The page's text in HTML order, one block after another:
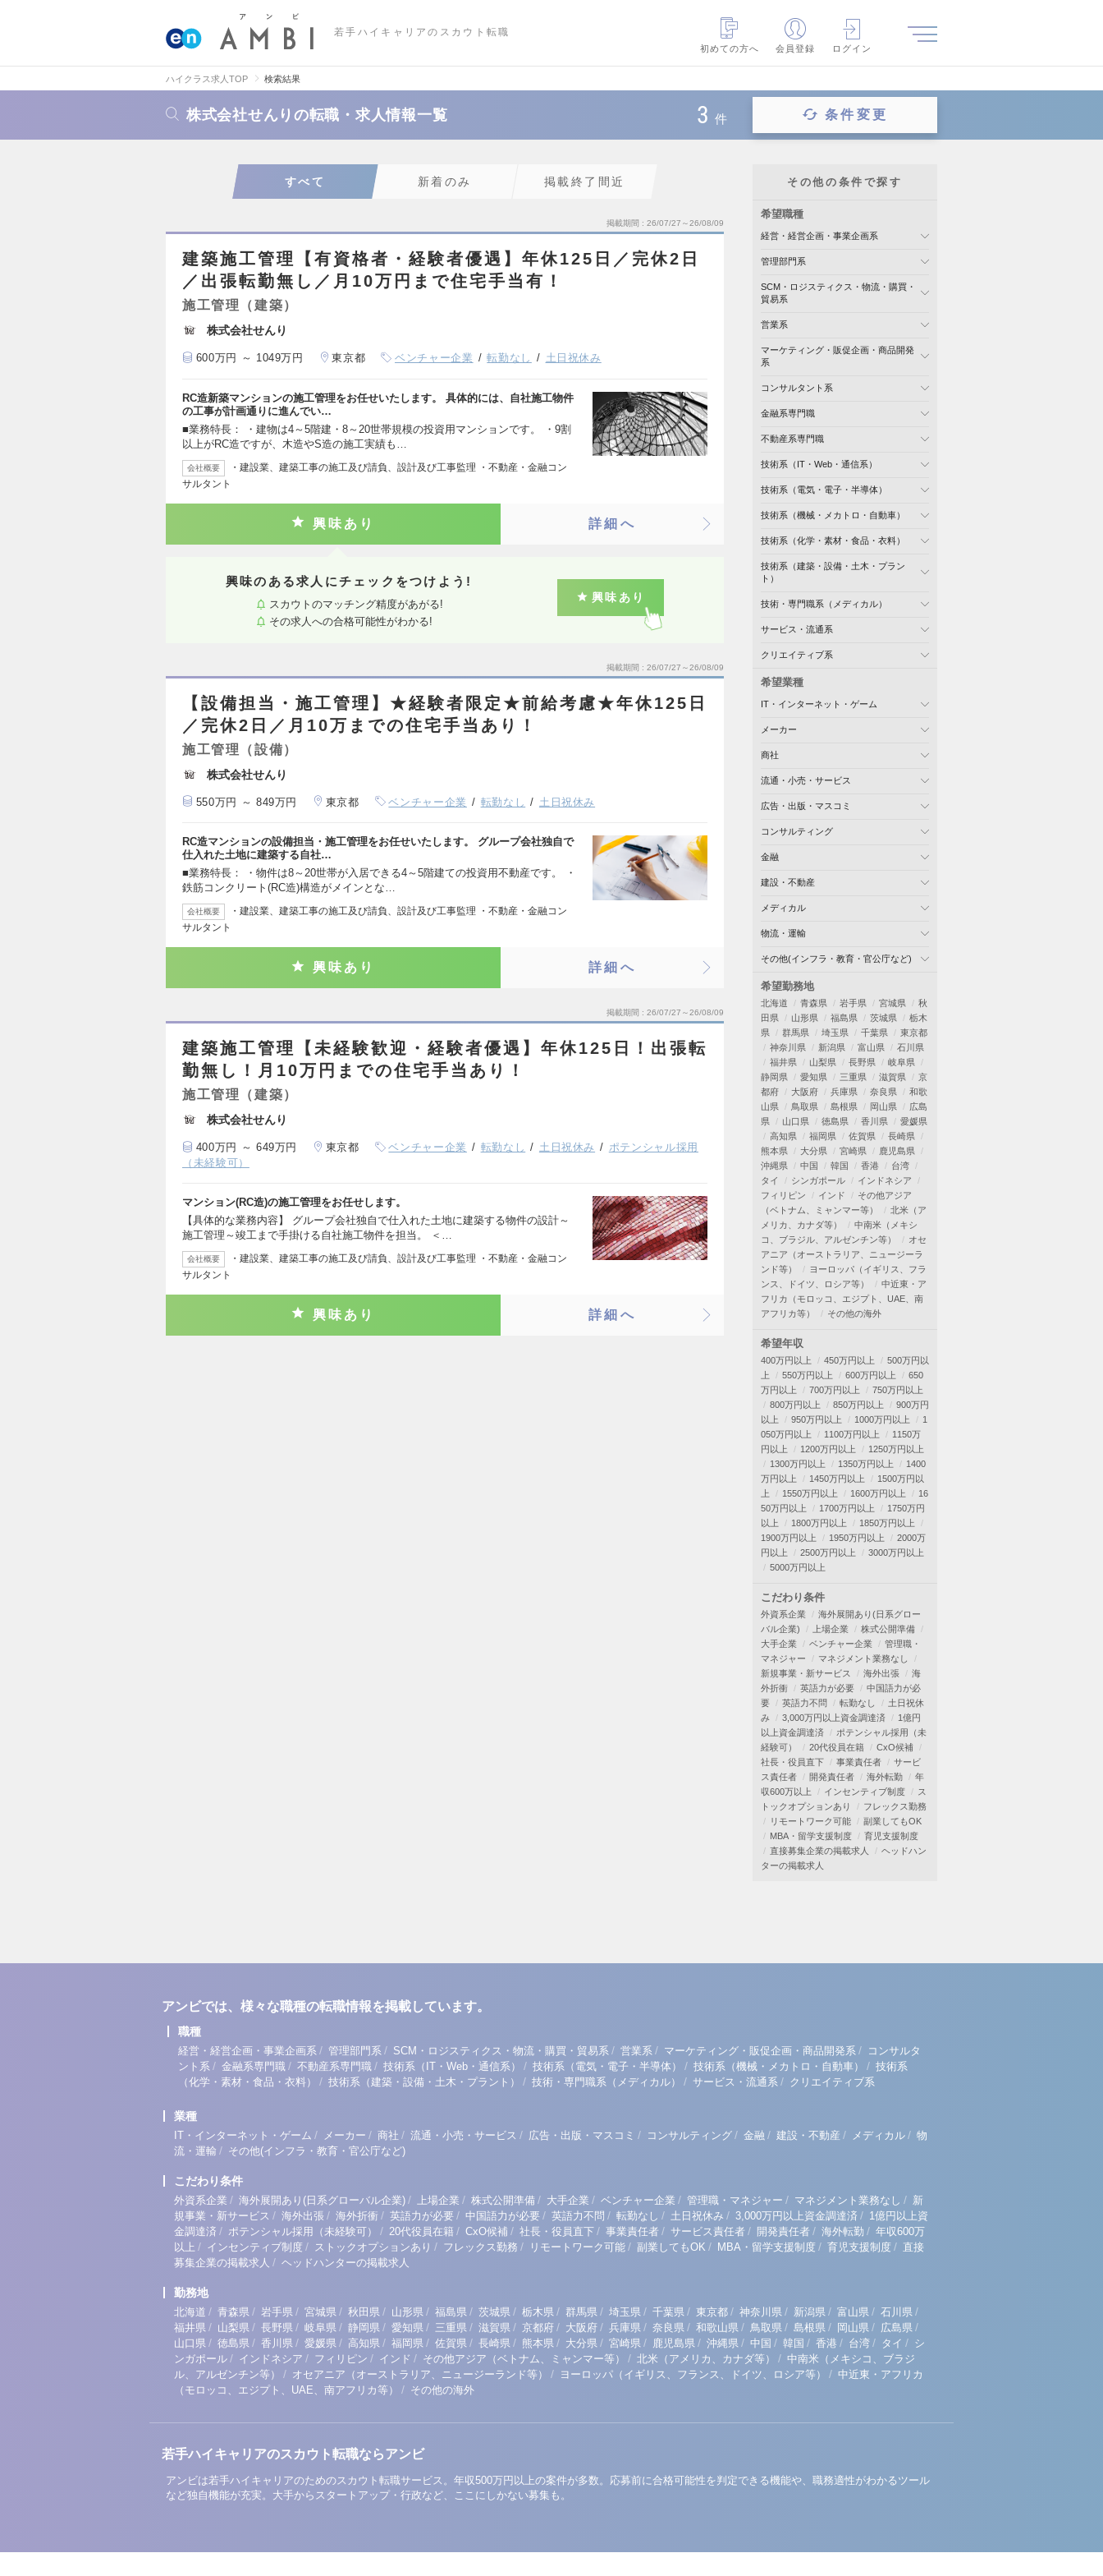
若手ハイキャリアのスカウト転職
初めての方へ
会員登録 ログイン
ハイクラス求人TOP 検索結果
株式会社せんりの転職・求人情報一覧 3 件 条件変更
すべて 新着のみ 掲載終了間近
掲載期間 26/07/27～26/08/09
建築施工管理【有資格者・経験者優遇】年休125日／完休2日
／出張転勤無し／月10万円まで住宅手当有！
施工管理（建築）
株式会社せんり
600万円 ～ 1049万円 東京都 ベンチャー企業 転勤なし 土日祝休み
RC造新築マンションの施工管理をお任せいたします。 具体的には、自社施工物件
の工事が計画通りに進んでい…
■業務特長： ・建物は4～5階建・8～20世帯規模の投資用マンションです。 ・9割
以上がRC造ですが、木造やS造の施工実績も…
会社概要
・建設業、建築工事の施工及び請負、設計及び工事監理 ・不動産・金融コン
サルタント
興味あり 詳細へ
興味のある求人にチェックをつけよう!
スカウトのマッチング精度があがる!
その求人への合格可能性がわかる!
興味あり
掲載期間 26/07/27～26/08/09
【設備担当・施工管理】★経験者限定★前給考慮★年休125日
／完休2日／月10万までの住宅手当あり！
施工管理（設備）
株式会社せんり
550万円 ～ 849万円 東京都 ベンチャー企業 転勤なし 土日祝休み
RC造マンションの設備担当・施工管理をお任せいたします。 グループ会社独自で
仕入れた土地に建築する自社…
■業務特長： ・物件は8～20世帯が入居できる4～5階建ての投資用不動産です。 ・
鉄筋コンクリート(RC造)構造がメインとな…
会社概要
・建設業、建築工事の施工及び請負、設計及び工事監理 ・不動産・金融コン
サルタント
興味あり 詳細へ
掲載期間 26/07/27～26/08/09
建築施工管理【未経験歓迎・経験者優遇】年休125日！出張転
勤無し！月10万円までの住宅手当あり！
施工管理（建築）
株式会社せんり
400万円 ～ 649万円 東京都 ベンチャー企業 転勤なし 土日祝休み
ポテンシャル採用
（未経験可）
マンション(RC造)の施工管理をお任せします。
【具体的な業務内容】 グループ会社独自で仕入れた土地に建築する物件の設計～
施工管理～竣工まで手掛ける自社施工物件を担当。 ＜…
会社概要
・建設業、建築工事の施工及び請負、設計及び工事監理 ・不動産・金融コン
サルタント
興味あり 詳細へ
その他の条件で探す
希望職種
経営・経営企画・事業企画系
管理部門系
SCM・ロジスティクス・物流・購買・
貿易系
営業系
マーケティング・販促企画・商品開発
系
コンサルタント系
金融系専門職
不動産系専門職
技術系（IT・Web・通信系）
技術系（電気・電子・半導体）
技術系（機械・メカトロ・自動車）
技術系（化学・素材・食品・衣料）
技術系（建築・設備・土木・プラン
ト）
技術・専門職系（メディカル）
サービス・流通系
クリエイティブ系
希望業種
IT・インターネット・ゲーム
メーカー
商社
流通・小売・サービス
広告・出版・マスコミ
コンサルティング
金融
建設・不動産
メディカル
物流・運輸
その他(インフラ・教育・官公庁など)
希望勤務地
北海道 青森県 岩手県 宮城県
秋
田県
山形県 福島県 茨城県
栃木
県
群馬県 埼玉県 千葉県
東京都
神奈川県
新潟県 富山県
石川県
福井県
山梨県 長野県
岐阜県
静岡県
愛知県 三重県 滋賀県
京
都府
大阪府 兵庫県 奈良県
和歌
山県
鳥取県 島根県 岡山県
広島
県
山口県 徳島県 香川県
愛媛県
高知県
福岡県 佐賀県
長崎県
熊本県
大分県 宮崎県
鹿児島県
沖縄県
中国 韓国 香港
台湾
タイ
シンガポール
インドネシア
フィリピン
インド
その他アジア
（ベトナム、ミャンマー等）
北米（ア
メリカ、カナダ等）
中南米（メキシ
コ、ブラジル、アルゼンチン等）
オセ
アニア（オーストラリア、ニュージーラ
ンド等）
ヨーロッパ（イギリス、フラ
ンス、ドイツ、ロシア等）
中近東・ア
フリカ（モロッコ、エジプト、UAE、南
アフリカ等）
その他の海外
希望年収
400万円以上 450万円以上
500万円以
上
550万円以上 600万円以上
650
万円以上
700万円以上
750万円以上
800万円以上
850万円以上
900万円
以上
950万円以上 1000万円以上
1
050万円以上
1100万円以上
1150万
円以上
1200万円以上
1250万円以上
1300万円以上
1350万円以上
1400
万円以上
1450万円以上
1500万円以
上
1550万円以上 1600万円以上
16
50万円以上
1700万円以上
1750万円
以上
1800万円以上
1850万円以上
1900万円以上
1950万円以上
2000万
円以上
2500万円以上
3000万円以上
5000万円以上
こだわり条件
外資系企業
海外展開あり(日系グロー
バル企業)
上場企業
株式公開準備
大手企業
ベンチャー企業
管理職・
マネジャー
マネジメント業務なし
新規事業・新サービス
海外出張
海
外折衝
英語力が必要
中国語力が必
要
英語力不問 転勤なし
土日祝休
み
3,000万円以上資金調達済
1億円
以上資金調達済
ポテンシャル採用（未
経験可）
20代役員在籍
CxO候補
社長・役員直下
事業責任者
サービ
ス責任者
開発責任者 海外転勤
年
収600万以上
インセンティブ制度
ス
トックオプションあり
フレックス勤務
リモートワーク可能
副業してもOK
MBA・留学支援制度
育児支援制度
直接募集企業の掲載求人
ヘッドハン
ターの掲載求人
アンビでは、様々な職種の転職情報を掲載しています。
職種
経営・経営企画・事業企画系 / 管理部門系 / SCM・ロジスティクス・物流・購買・貿易系 / 営業系 / マーケティング・販促企画・商品開発系 / コンサルタ
ント系 / 金融系専門職 / 不動産系専門職 / 技術系（IT・Web・通信系） / 技術系（電気・電子・半導体） / 技術系（機械・メカトロ・自動車） / 技術系
（化学・素材・食品・衣料）
/ 技術系（建築・設備・土木・プラント） / 技術・専門職系（メディカル） / サービス・流通系 / クリエイティブ系
業種
IT・インターネット・ゲーム / メーカー / 商社 / 流通・小売・サービス / 広告・出版・マスコミ / コンサルティング / 金融 / 建設・不動産 / メディカル / 物
流・運輸 / その他(インフラ・教育・官公庁など)
こだわり条件
外資系企業 / 海外展開あり(日系グローバル企業) / 上場企業 / 株式公開準備 / 大手企業 / ベンチャー企業 / 管理職・マネジャー / マネジメント業務なし / 新
規事業・新サービス / 海外出張 / 海外折衝 / 英語力が必要 / 中国語力が必要 / 英語力不問 / 転勤なし / 土日祝休み / 3,000万円以上資金調達済 / 1億円以上資
金調達済 / ポテンシャル採用（未経験可） / 20代役員在籍 / CxO候補 / 社長・役員直下 / 事業責任者 / サービス責任者 / 開発責任者 / 海外転勤 / 年収600万
以上 / インセンティブ制度 / ストックオプションあり / フレックス勤務 / リモートワーク可能 / 副業してもOK / MBA・留学支援制度 / 育児支援制度 / 直接
募集企業の掲載求人 / ヘッドハンターの掲載求人
勤務地
北海道 / 青森県 / 岩手県 / 宮城県 / 秋田県 / 山形県 / 福島県 / 茨城県 / 栃木県 / 群馬県 / 埼玉県 / 千葉県 / 東京都 / 神奈川県 / 新潟県 / 富山県 / 石川県 /
福井県 / 山梨県 / 長野県 / 岐阜県 / 静岡県 / 愛知県 / 三重県 / 滋賀県 / 京都府 / 大阪府 / 兵庫県 / 奈良県 / 和歌山県 / 鳥取県 / 島根県 / 岡山県 / 広島県 /
山口県 / 徳島県 / 香川県 / 愛媛県 / 高知県 / 福岡県 / 佐賀県 / 長崎県 / 熊本県 / 大分県 / 宮崎県 / 鹿児島県 / 沖縄県 / 中国 / 韓国 / 香港 / 台湾 / タイ / シ
ンガポール / インドネシア / フィリピン / インド / その他アジア（ベトナム、ミャンマー等） / 北米（アメリカ、カナダ等） / 中南米（メキシコ、ブラジ
ル、アルゼンチン等）
/ オセアニア（オーストラリア、ニュージーランド等） / ヨーロッパ（イギリス、フランス、ドイツ、ロシア等） / 中近東・アフリカ
（モロッコ、エジプト、UAE、南アフリカ等）
/ その他の海外
若手ハイキャリアのスカウト転職ならアンビ
アンビは若手ハイキャリアのためのスカウト転職サービス。年収500万円以上の案件が多数。応募前に合格可能性を判定できる機能や、職務適性がわかるツール
など独自機能が充実。大手からスタートアップ・行政など、ここにしかない募集も。